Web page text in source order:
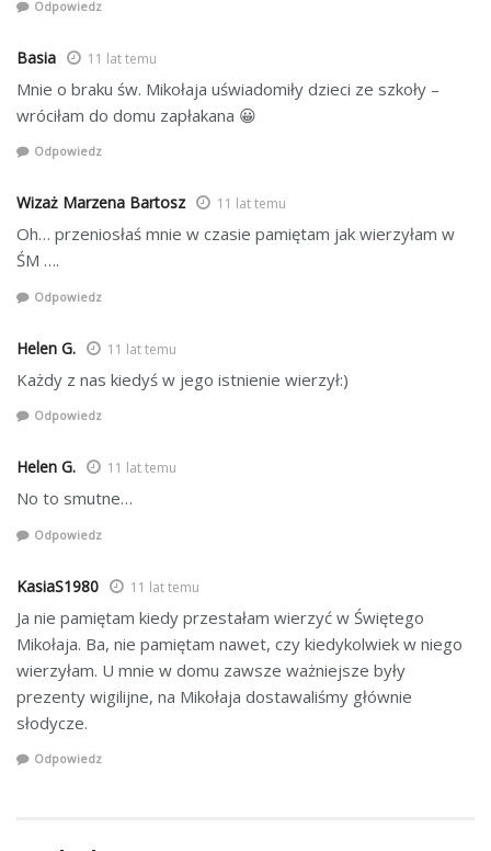
Odpowiedz
Basia 11 lat temu
Mnie o braku św. Mikołaja uświadomiły dzieci ze szkoły –
wróciłam do domu zapłakana 😀
Odpowiedz
Wizaż Marzena Bartosz 11 lat temu
Oh… przeniosłaś mnie w czasie pamiętam jak wierzyłam w
ŚM ….
Odpowiedz
Helen G. 11 lat temu
Każdy z nas kiedyś w jego istnienie wierzył:)
Odpowiedz
Helen G. 11 lat temu
No to smutne…
Odpowiedz
KasiaS1980 11 lat temu
Ja nie pamiętam kiedy przestałam wierzyć w Świętego
Mikołaja. Ba, nie pamiętam nawet, czy kiedykolwiek w niego
wierzyłam. U mnie w domu zawsze ważniejsze były
prezenty wigilijne, na Mikołaja dostawaliśmy głównie
słodycze.
Odpowiedz